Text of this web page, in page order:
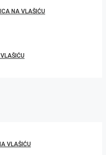
NA VLAŠIĆU
VLAŠIĆU